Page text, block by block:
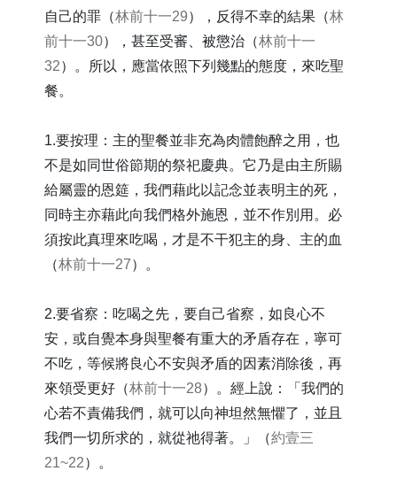
自己的罪（林前十一29），反得不幸的結果（林
前十一30），甚至受審、被懲治（林前十一
32）。所以，應當依照下列幾點的態度，來吃聖
餐。
1.要按理：主的聖餐並非充為肉體飽醉之用，也
不是如同世俗節期的祭祀慶典。它乃是由主所賜
給屬靈的恩筵，我們藉此以記念並表明主的死，
同時主亦藉此向我們格外施恩，並不作別用。必
須按此真理來吃喝，才是不干犯主的身、主的血
（林前十一27）。
2.要省察：吃喝之先，要自己省察，如良心不
安，或自覺本身與聖餐有重大的矛盾存在，寧可
不吃，等候將良心不安與矛盾的因素消除後，再
來領受更好（林前十一28）。經上說：「我們的
心若不責備我們，就可以向神坦然無懼了，並且
我們一切所求的，就從祂得著。」（約壹三
21~22）。